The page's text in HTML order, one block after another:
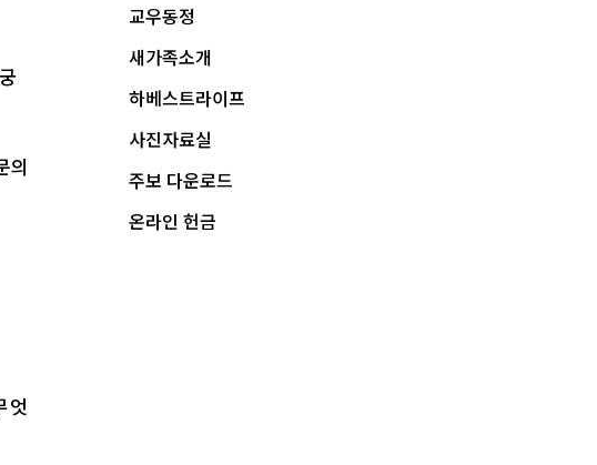
의
엇
교우동정
새가족소개
하베스트라이프
사진자료실
주보 다운로드
온라인 헌금